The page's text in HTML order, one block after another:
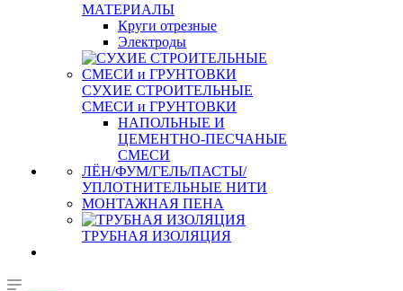
МАТЕРИАЛЫ
Круги отрезные
Электроды
СУХИЕ СТРОИТЕЛЬНЫЕ
СМЕСИ и ГРУНТОВКИ
НАПОЛЬНЫЕ И
ЦЕМЕНТНО-ПЕСЧАНЫЕ
СМЕСИ
ЛЁН/ФУМ/ГЕЛЬ/ПАСТЫ/
УПЛОТНИТЕЛЬНЫЕ НИТИ
МОНТАЖНАЯ ПЕНА
ТРУБНАЯ ИЗОЛЯЦИЯ